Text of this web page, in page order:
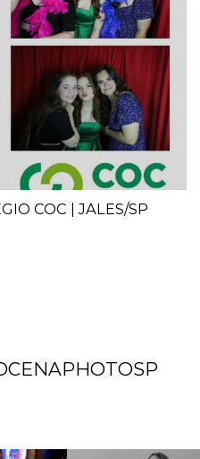
COC | JALES/SP